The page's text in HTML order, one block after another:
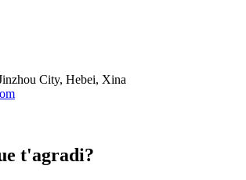
City, Hebei, Xina
t'agradi?